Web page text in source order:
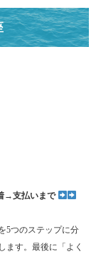
→支払いまで
5つのステップに分
ます。最後に「よく